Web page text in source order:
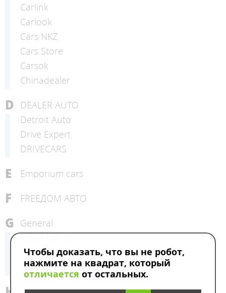
Carlink
Carlook
Cars NKZ
Cars Store
Carsok
Chinadealer
D
DEALER AUTO
Detroit Auto
Drive Expert
DRIVECARS
E Emporium cars
F FREEДОМ АВТО
G
General
Good Car 23
Green Auto
GS-Trade
Чтобы доказать, что вы не робот,
нажмите на квадрат, который
отличается от остальных.